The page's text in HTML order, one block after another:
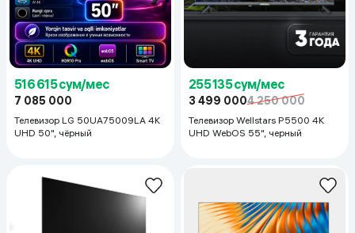
516 615 сум/мес
7 085 000
Телевизор LG 50UA75009LA 4K
UHD 50", чёрный
255 135 сум/мес
3 499 0004 250 000
Телевизор Wellstars P5500 4K
UHD WebOS 55", черный